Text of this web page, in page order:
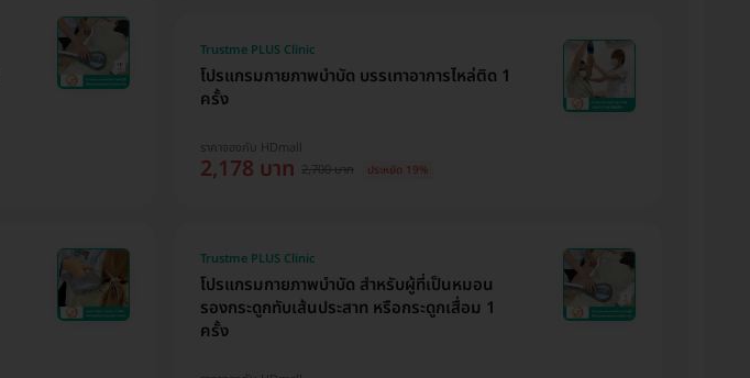
โปรแกรมกายภาพบำบัด บรรเทาอาการไหล่ติด 1
ครั้ง
Trustme PLUS Clinic
ราคาจองกับ HDmall
2,178 บาท 2,700 บาท ประหยัด 19%
โปรแกรมกายภาพบำบัด สำหรับผู้ที่เป็นหมอน
รองกระดูกทับเส้นประสาท หรือกระดูกเสื่อม 1
ครั้ง
Trustme PLUS Clinic